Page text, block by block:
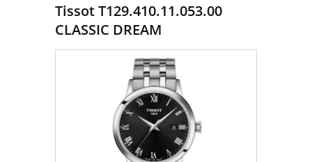
Tissot T129.410.11.053.00
CLASSIC DREAM